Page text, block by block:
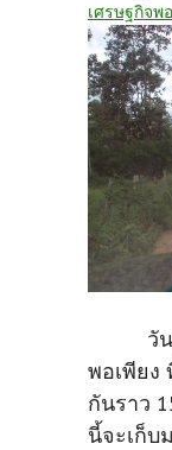
เศรษฐกิจพ
วันเส
พอเพียง
กันราว
นี้จะเก็บ